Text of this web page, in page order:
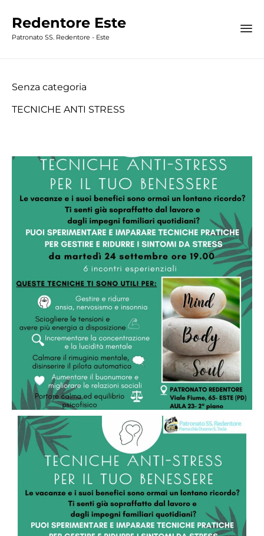
Redentore Este
Patronato SS. Redentore - Este
TECNICHE ANTI STRESS
Category
Senza categoria